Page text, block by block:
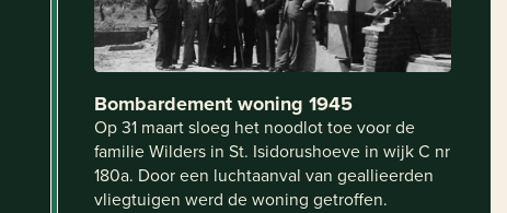
Bombardement woning 1945
Op 31 maart sloeg het noodlot toe voor de
familie Wilders in St. Isidorushoeve in wijk C nr
180a. Door een luchtaanval van geallieerden
vliegtuigen werd de woning getroffen.